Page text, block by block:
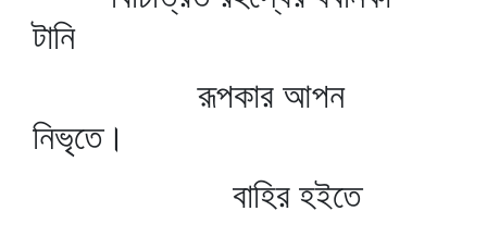
টানি
রূপকার আপন
নিভৃতে।
বাহির হইতে